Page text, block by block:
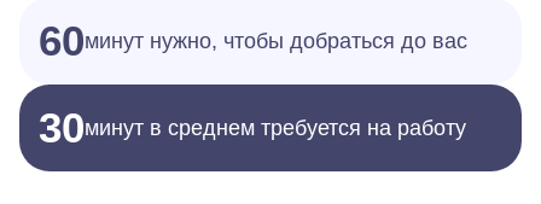
60минут нужно, чтобы добраться до вас
30минут в среднем требуется на работу